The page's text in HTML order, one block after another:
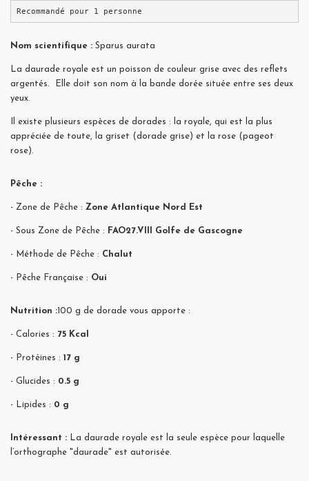
Recommandé pour 1 personne
Nom scientifique : Sparus aurata
La daurade royale est un poisson de couleur grise avec des reflets
argentés. Elle doit son nom à la bande dorée située entre ses deux
yeux.
Il existe plusieurs espèces de dorades : la royale, qui est la plus
appréciée de toute, la griset (dorade grise) et la rose (pageot
rose).
Pêche :
- Zone de Pêche : Zone Atlantique Nord Est
- Sous Zone de Pêche : FAO27.VIII Golfe de Gascogne
- Méthode de Pêche : Chalut
- Pêche Française : Oui
Nutrition :100 g de dorade vous apporte :
- Calories : 75 Kcal
- Protéines : 17 g
- Glucides : 0.5 g
- Lipides : 0 g
Intéressant : La daurade royale est la seule espèce pour laquelle
l’orthographe "daurade" est autorisée.